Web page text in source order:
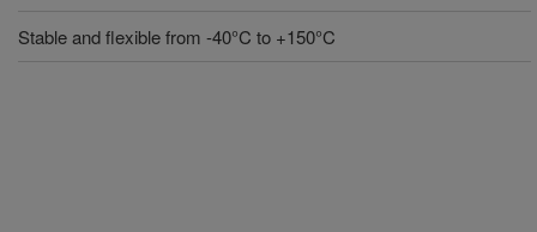
Stable and flexible from -40°C to +150°C